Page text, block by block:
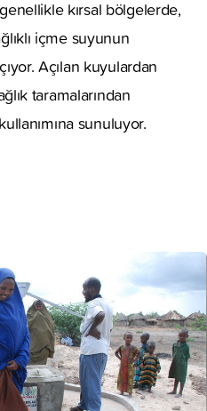
kırsal bölgelerde,
içme suyunun
Açılan kuyulardan
taramalarından
sunuluyor.